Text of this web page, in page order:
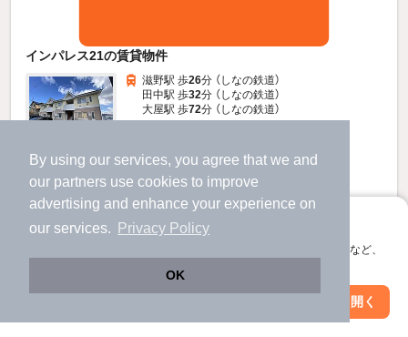
By using our services, you agree that we and
our partners use cookies to improve
advertising and enhance your experience on
our services.
Privacy Policy
OK
アプリに切り替えて、サクサクお部屋探し
会員登録なしですぐ使える。マップ検索やお気に入り保存など、
アプリを開く
インパレス21の賃貸物件
すべての写真
滋野駅 歩26分 （しなの鉄道）
田中駅 歩32分 （しなの鉄道）
大屋駅 歩72分 （しなの鉄道）
2階建 / 37年 / 鉄骨造
駐車場あり
3.5万円
1.0ヶ月 礼
絞り込み条件を変更